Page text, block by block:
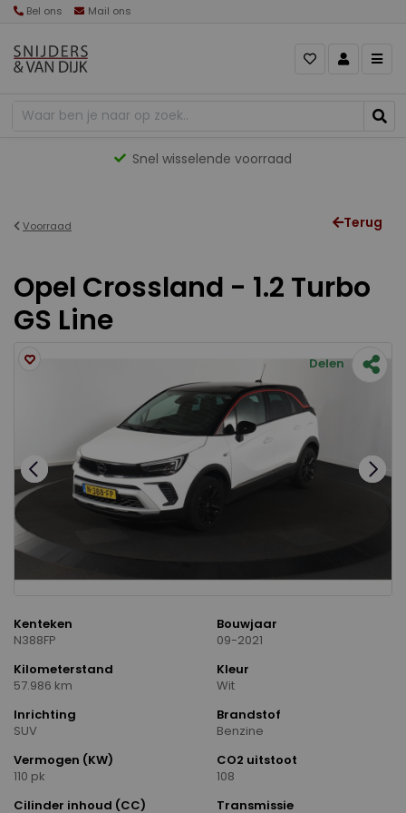
Bel ons Mail ons
Snel wisselende voorraad
Voorraad Terug
Opel Crossland - 1.2 Turbo
GS Line
Delen
Kenteken
N388FP
Bouwjaar
09-2021
Kilometerstand
57.986 km
Kleur
Wit
Inrichting
SUV
Brandstof
Benzine
Vermogen (KW)
110 pk
CO2 uitstoot
108
Cilinder inhoud (CC)
Transmissie